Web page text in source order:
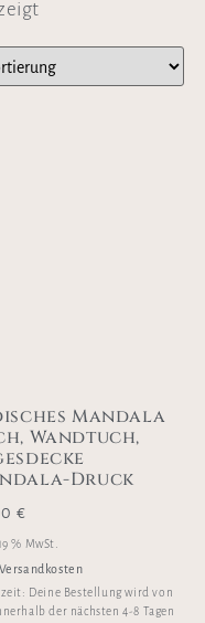
Mandala
Wandtuch,
Druck
€
% MwSt.
Versandkosten
Deine Bestellung wird von
der nächsten 4-8 Tagen